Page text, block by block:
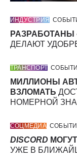
ИНДУСТРИЯ
РАЗРАБОТАНЫ
ДЕЛАЮТ
ТРАНСПОРТ
МИЛЛИОНЫ
ВЗЛОМАТЬ
НОМЕРНОЙ
СОЦМЕДИА
DISCORD
УЖЕ В